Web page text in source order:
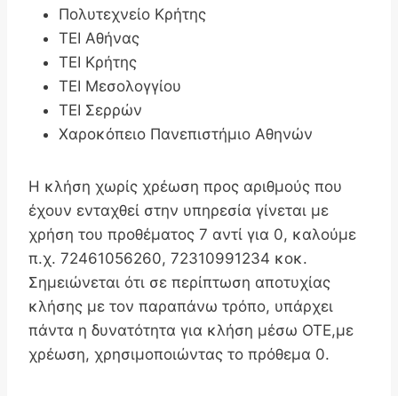
Πολυτεχνείο Κρήτης
ΤΕΙ Αθήνας
ΤΕΙ Κρήτης
ΤΕΙ Μεσολογγίου
ΤΕΙ Σερρών
Χαροκόπειο Πανεπιστήμιο Αθηνών
Η κλήση χωρίς χρέωση προς αριθμούς που
έχουν ενταχθεί στην υπηρεσία γίνεται με
χρήση του προθέματος 7 αντί για 0, καλούμε
π.χ. 72461056260, 72310991234 κοκ.
Σημειώνεται ότι σε περίπτωση αποτυχίας
κλήσης με τον παραπάνω τρόπο, υπάρχει
πάντα η δυνατότητα για κλήση μέσω ΟΤΕ,με
χρέωση, χρησιμοποιώντας το πρόθεμα 0.